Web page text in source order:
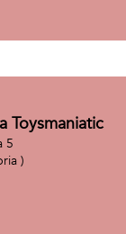
Toysmaniatic
5
)